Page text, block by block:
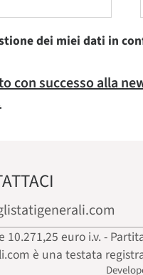
dei miei dati in
con successo alla
10.271,25 euro i.v. -
è una testata